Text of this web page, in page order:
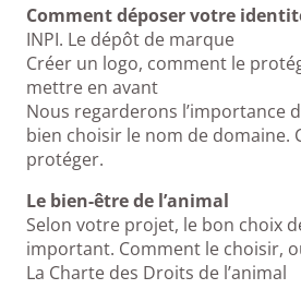
Comment déposer votre
INPI. Le dépôt de marque
Créer un logo, comment le
mettre en avant
Nous regarderons l’importance
bien choisir le nom de domaine.
protéger.
Le bien-être de l’animal
Selon votre projet, le bon choix
important. Comment le choisir,
La Charte des Droits de l’animal